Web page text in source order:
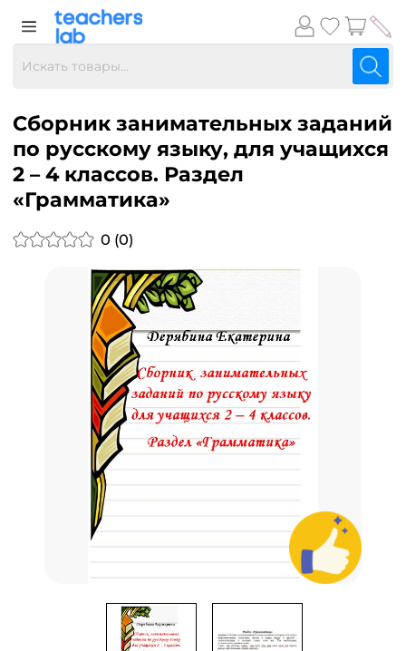
Сборник занимательных заданий
по русскому языку, для учащихся
2 – 4 классов. Раздел
«Грамматика»
0 (0)